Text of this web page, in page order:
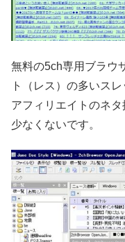
無料の5ch専用ブラウ
ト（レス）の多いス
アフィリエイトのネ
少なくないです。